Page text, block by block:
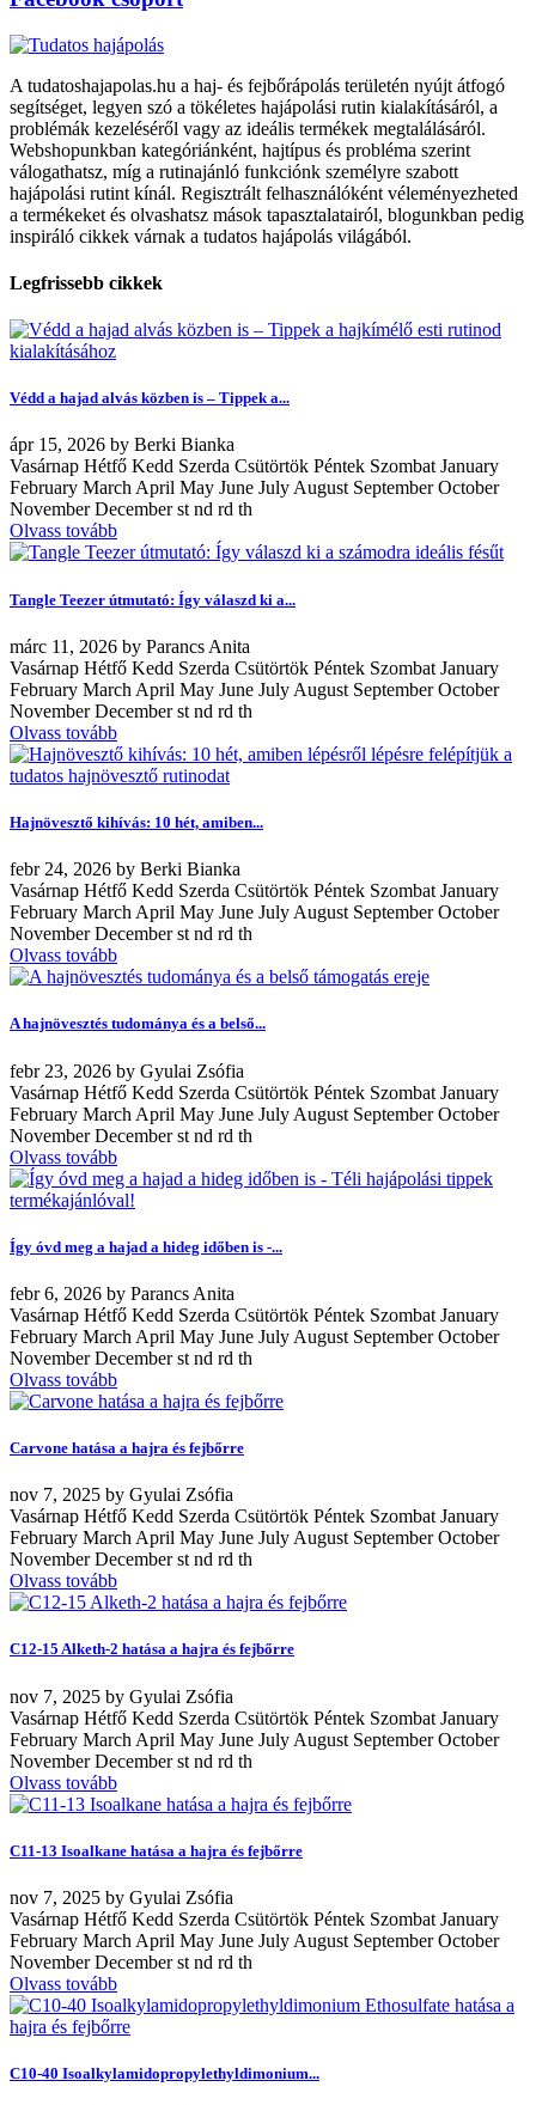
A tudatoshajapolas.hu a haj- és fejbőrápolás területén nyújt átfogó
segítséget, legyen szó a tökéletes hajápolási rutin kialakításáról, a
problémák kezeléséről vagy az ideális termékek megtalálásáról.
Webshopunkban kategóriánként, hajtípus és probléma szerint
válogathatsz, míg a rutinajánló funkciónk személyre szabott
hajápolási rutint kínál. Regisztrált felhasználóként véleményezheted
a termékeket és olvashatsz mások tapasztalatairól, blogunkban pedig
inspiráló cikkek várnak a tudatos hajápolás világából.
Legfrissebb cikkek
Védd a hajad alvás közben is – Tippek a...
ápr 15, 2026 by Berki Bianka
Vasárnap Hétfő Kedd Szerda Csütörtök Péntek Szombat January
February March April May June July August September October
November December st nd rd th
Olvass tovább
Tangle Teezer útmutató: Így válaszd ki a...
márc 11, 2026 by Parancs Anita
Vasárnap Hétfő Kedd Szerda Csütörtök Péntek Szombat January
February March April May June July August September October
November December st nd rd th
Olvass tovább
Hajnövesztő kihívás: 10 hét, amiben...
febr 24, 2026 by Berki Bianka
Vasárnap Hétfő Kedd Szerda Csütörtök Péntek Szombat January
February March April May June July August September October
November December st nd rd th
Olvass tovább
A hajnövesztés tudománya és a belső...
febr 23, 2026 by Gyulai Zsófia
Vasárnap Hétfő Kedd Szerda Csütörtök Péntek Szombat January
February March April May June July August September October
November December st nd rd th
Olvass tovább
Így óvd meg a hajad a hideg időben is -...
febr6, 2026 by Parancs Anita
Vasárnap Hétfő Kedd Szerda Csütörtök Péntek Szombat January
February March April May June July August September October
November December st nd rd th
Olvass tovább
Carvone hatása a hajra és fejbőrre
nov 7, 2025 by Gyulai Zsófia
Vasárnap Hétfő Kedd Szerda Csütörtök Péntek Szombat January
February March April May June July August September October
November December st nd rd th
Olvass tovább
C12-15 Alketh-2 hatása a hajra és fejbőrre
nov 7, 2025 by Gyulai Zsófia
Vasárnap Hétfő Kedd Szerda Csütörtök Péntek Szombat January
February March April May June July August September October
November December st nd rd th
Olvass tovább
C11-13 Isoalkane hatása a hajra és fejbőrre
nov 7, 2025 by Gyulai Zsófia
Vasárnap Hétfő Kedd Szerda Csütörtök Péntek Szombat January
February March April May June July August September October
November December st nd rd th
Olvass tovább
C10-40 Isoalkylamidopropylethyldimonium...